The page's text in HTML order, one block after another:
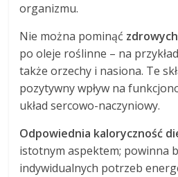
organizmu.
Nie można pominąć
po oleje roślinne – na
także orzechy i nasiona. Te
pozytywny wpływ na
układ sercowo-naczyniowy.
Odpowiednia kaloryczność
istotnym aspektem; powinna
indywidualnych potrzeb